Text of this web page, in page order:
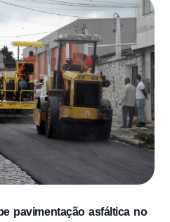
pavimentação asfáltica no